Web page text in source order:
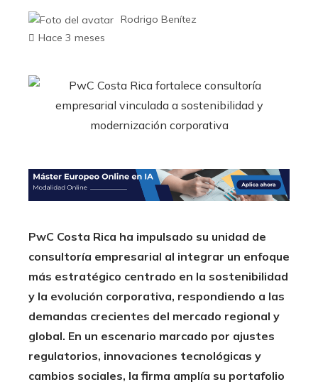
Rodrigo Benítez
Hace 3 meses
PwC Costa Rica ha impulsado su unidad de
consultoría empresarial al integrar un enfoque
más estratégico centrado en la sostenibilidad
y la evolución corporativa, respondiendo a las
demandas crecientes del mercado regional y
global. En un escenario marcado por ajustes
regulatorios, innovaciones tecnológicas y
cambios sociales, la firma amplía su portafolio